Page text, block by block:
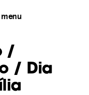
menu
/
/ Dia